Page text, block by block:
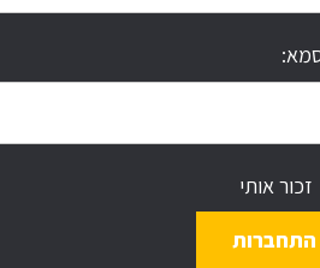
זכור אותי